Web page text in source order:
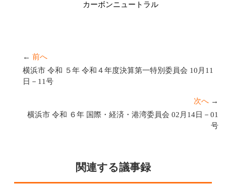
カーボンニュートラル
← 前へ
横浜市 令和 ５年 令和４年度決算第一特別委員会 10月11
日－11号
次へ →
横浜市 令和 ６年 国際・経済・港湾委員会 02月14日－01
号
関連する議事録